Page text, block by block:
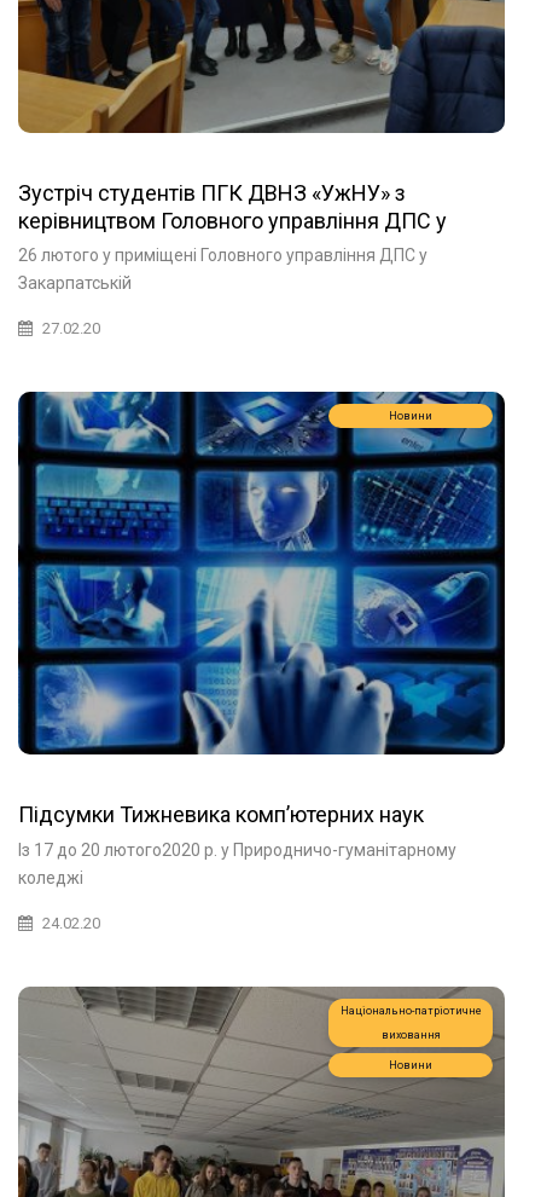
Зустріч студентів ПГК ДВНЗ «УжНУ» з
керівництвом Головного управління ДПС у
Закарпатській області
26 лютого у приміщені Головного управління ДПС у
Закарпатській
27.02.20
Новини
Підсумки Тижневика комп’ютерних наук
Із 17 до 20 лютого2020 р. у Природничо-гуманітарному
коледжі
24.02.20
Національно-патріотичне
виховання
Новини